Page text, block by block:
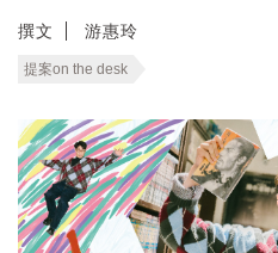
撰文 游惠玲
提案on the desk